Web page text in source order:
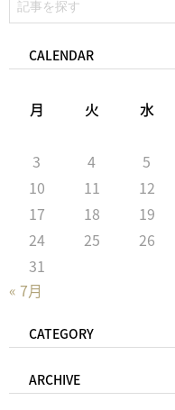
索:
CALENDAR
月 火 水
« 7月
3
4 5
10
11 12
17
18 19
24
25 26
31
CATEGORY
ARCHIVE